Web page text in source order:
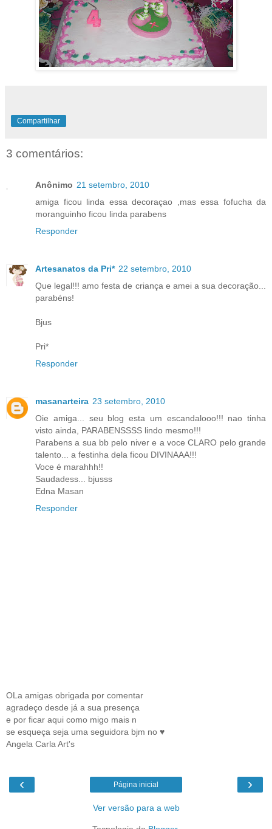
Compartilhar
3 comentários:
Anônimo 21 setembro, 2010
amiga ficou linda essa decoraçao ,mas essa fofucha da
moranguinho ficou linda parabens
Responder
Artesanatos da Pri* 22 setembro, 2010
Que legal!!! amo festa de criança e amei a sua decoração...
parabéns!
Bjus
Pri*
Responder
masanarteira 23 setembro, 2010
Oie amiga... seu blog esta um escandalooo!!! nao tinha
visto ainda, PARABENSSSS lindo mesmo!!!
Parabens a sua bb pelo niver e a voce CLARO pelo grande
talento... a festinha dela ficou DIVINAAA!!!
Voce é marahhh!!
Saudadess... bjusss
Edna Masan
Responder
OLa amigas obrigada por comentar
agradeço desde já a sua presença
e por ficar aqui como migo mais n
se esqueça seja uma seguidora bjm no ♥
Angela Carla Art's
‹ ›
Página inicial
Ver versão para a web